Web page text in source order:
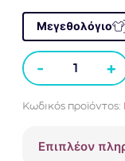
Μεγεθολόγιο
-
Σορτς
Guess
Μπλε
+
Κωδικός προϊόντος:
Επιπλέον